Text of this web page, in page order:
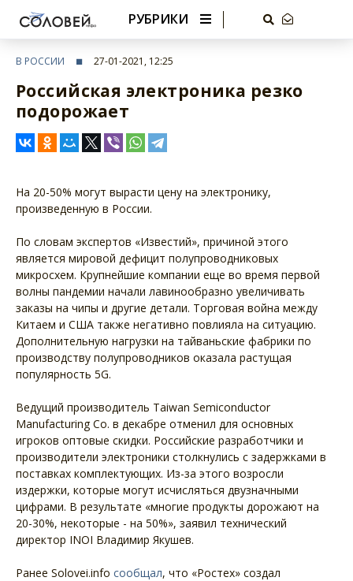
РУБРИКИ
В РОССИИ 27-01-2021, 12:25
Российская электроника резко
подорожает
На 20-50% могут вырасти цену на электронику,
произведенную в России.
По словам экспертов «Известий», причиной этого
является мировой дефицит полупроводниковых
микросхем. Крупнейшие компании еще во время первой
волны пандемии начали лавинообразно увеличивать
заказы на чипы и другие детали. Торговая война между
Китаем и США также негативно повлияла на ситуацию.
Дополнительную нагрузки на тайваньские фабрики по
производству полупроводников оказала растущая
популярность 5G.
Ведущий производитель Taiwan Semiconductor
Manufacturing Co. в декабре отменил для основных
игроков оптовые скидки. Российские разработчики и
производители электроники столкнулись с задержками в
поставках комплектующих. Из-за этого возросли
издержки, которые могут исчисляться двузначными
цифрами. В результате «многие продукты дорожают на
20-30%, некоторые - на 50%», заявил технический
директор INOI Владимир Якушев.
Ранее Solovei.info сообщал, что «Ростех» создал